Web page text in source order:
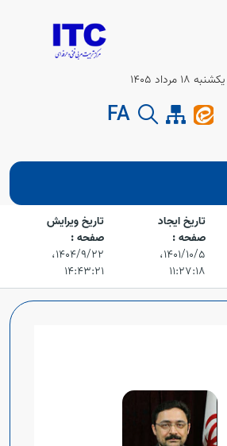
یکشنبه 18 مرداد 1405
FA
تاریخ ایجاد
صفحه :
۱۴۰۱/۱۰/۵،‏
۱۱:۲۷:۱۸
تاریخ ویرایش
صفحه :
۱۴۰۴/۹/۲۲،‏
۱۴:۴۳:۲۱